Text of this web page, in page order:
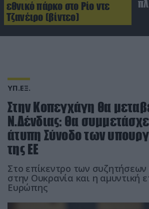
εθνικό πάρκο στο Ρίο ντε
Τζανέιρο (βίντεο)
ΥΠ.ΕΞ.
Στην Κοπεγχάγη θα
Ν.Δένδιας: Θα
άτυπη Σύνοδο των
της ΕΕ
Στο επίκεντρο των
στην Ουκρανία και η αμυντική
Ευρώπης